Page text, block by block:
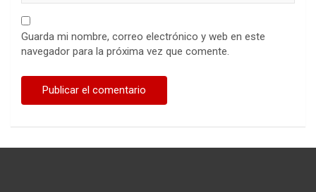
Guarda mi nombre, correo electrónico y web en este
navegador para la próxima vez que comente.